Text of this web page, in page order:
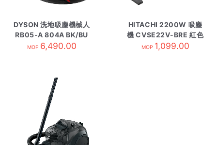
DYSON 洗地吸塵機械人
RB05-A 804A BK/BU
MOP 6,490.00
HITACHI 2200W 吸塵
機 CVSE22V-BRE 紅色
MOP 1,099.00